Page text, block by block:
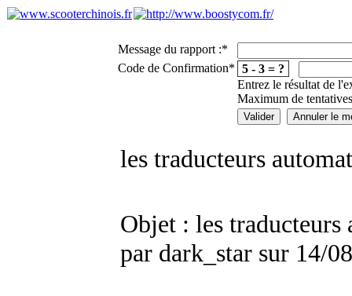
Message du rapport :*
Code de Confirmation* 5 - 3 = ?
Entrez le résultat de
Maximum de
les traducteurs
Objet : les traducteurs
par dark_star sur 14/